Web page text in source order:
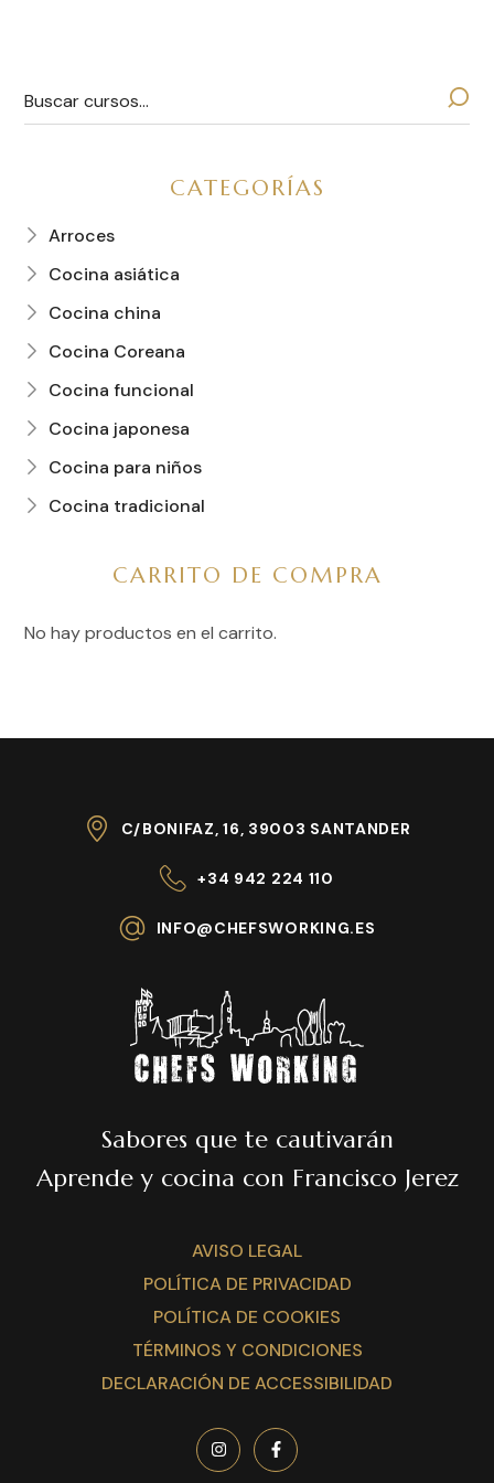
CATEGORÍAS
Arroces
Cocina asiática
Cocina china
Cocina Coreana
Cocina funcional
Cocina japonesa
Cocina para niños
Cocina tradicional
CARRITO DE COMPRA
No hay productos en el carrito.
C/BONIFAZ, 16, 39003 SANTANDER
+34 942 224 110
INFO@CHEFSWORKING.ES
Sabores que te cautivarán
Aprende y cocina con Francisco Jerez
AVISO LEGAL
POLÍTICA DE PRIVACIDAD
POLÍTICA DE COOKIES
TÉRMINOS Y CONDICIONES
DECLARACIÓN DE ACCESSIBILIDAD